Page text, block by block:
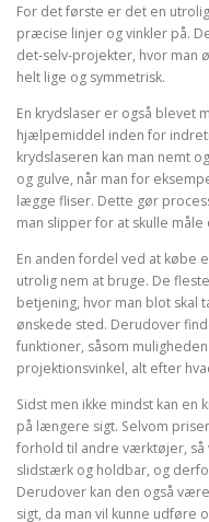
For det første er det en
præcise linjer og vinkler på.
det-selv-projekter, hvor man
helt lige og symmetrisk.
En krydslaser er også blevet
hjælpemiddel inden for
krydslaseren kan man nemt
og gulve, når man for
lægge fliser. Dette gør
man slipper for at skulle måle
En anden fordel ved at købe
utrolig nem at bruge. De
betjening, hvor man blot
ønskede sted. Derudover
funktioner, såsom
projektionsvinkel, alt efter
Sidst men ikke mindst kan
på længere sigt. Selvom
forhold til andre værktøjer, så
slidstærk og holdbar, og
Derudover kan den også
sigt, da man vil kunne